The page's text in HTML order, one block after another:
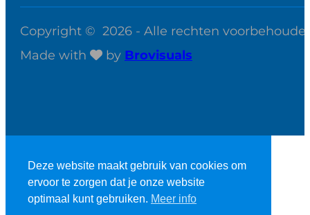
Deze website maakt gebruik van cookies om
ervoor te zorgen dat je onze website
optimaal kunt gebruiken. Meer info
Copyright © 2026 - Alle rechten
Made with
by Brovisuals
StudieBijbel account